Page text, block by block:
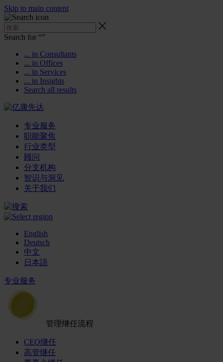
Skip to main content
Search for “”
... in Consultants
... in Offices
... in Services
... in Insights
Search all results
专业服务
职能聚焦
行业类型
顾问
分支机构
智识与洞见
关于我们
English
Deutsch
中文
日本語
专业服务
管理继任流程
CEO继任
高管继任